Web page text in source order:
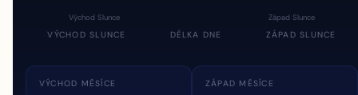
Východ Slunce Západ Slunce
VÝCHOD SLUNCE DÉLKA DNE ZÁPAD SLUNCE
VÝCHOD MĚSÍCE ZÁPAD MĚSÍCE